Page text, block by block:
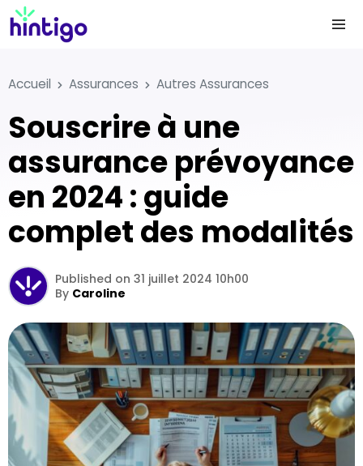
Accueil Assurances Autres Assurances
Souscrire à une
assurance prévoyance
en 2024 : guide
complet des modalités
By Caroline
Published on 31 juillet 2024 10h00